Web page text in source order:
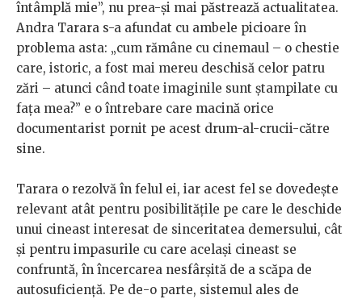
întâmplă mie”, nu prea-și mai păstrează actualitatea.
Andra Tarara s-a afundat cu ambele picioare în
problema asta: „cum rămâne cu cinemaul – o chestie
care, istoric, a fost mai mereu deschisă celor patru
zări – atunci când toate imaginile sunt ștampilate cu
fața mea?” e o întrebare care macină orice
documentarist pornit pe acest drum-al-crucii-către
sine.
Tarara o rezolvă în felul ei, iar acest fel se dovedește
relevant atât pentru posibilitățile pe care le deschide
unui cineast interesat de sinceritatea demersului, cât
și pentru impasurile cu care același cineast se
confruntă, în încercarea nesfârșită de a scăpa de
autosuficiență. Pe de-o parte, sistemul ales de